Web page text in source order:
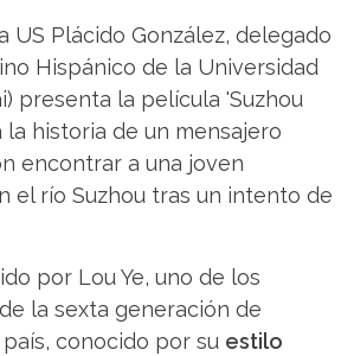
US Plácido González, delegado
Hispánico de la Universidad
presenta la película 'Suzhou
la historia de un mensajero
encontrar a una joven
el río Suzhou tras un intento de
por Lou Ye, uno de los
la sexta generación de
conocido por su estilo